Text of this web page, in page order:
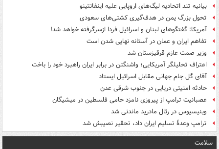
بیانیه تند اتحادیه لیگ‌های اروپایی علیه اینفانتینو
تحول بزرگ یمن در هدف‌گیری کشتی‌های سعودی
آمریکا: گفتگوهای لبنان و اسرائیل فردا ازسرگرفته خواهد شد!
تفاهم ایران و عمان در آستانه نهایی شدن است
وزیر صمت عازم قرقیزستان شد
اعتراف تحلیلگر آمریکایی؛ واشنگتن در برابر ایران راهبرد خود را باخت
آقای گل جام جهانی مقابل اسرائیل ایستاد
حادثه امنیتی دریایی در جنوب شرقی عدن
عصبانیت ترامپ از پیروزی نامزد حامی فلسطین در میشیگان
وینیسیوس در رئال مادرید ماندنی شد
ترامپ وعدۀ تسلیم ایران داد، تحقیر نصیبش شد
سلامت